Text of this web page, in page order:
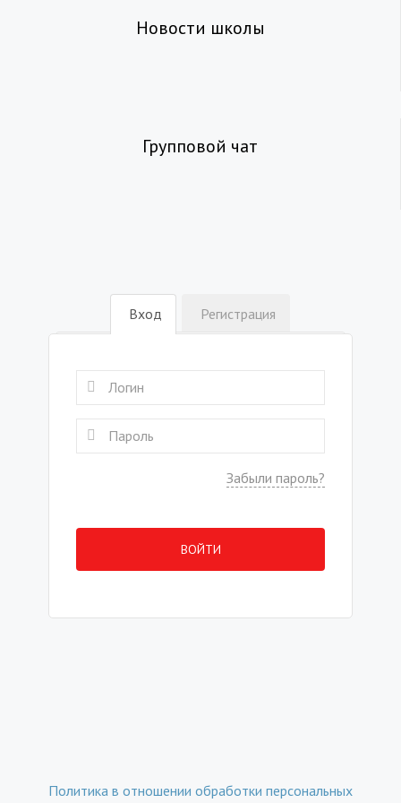
Новости школы
Групповой чат
Вход Регистрация
Забыли пароль?
ВОЙТИ
Политика в отношении обработки персональных